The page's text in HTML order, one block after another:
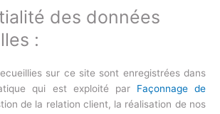
des données
:
sur ce site sont enregistrées dans
qui est exploité par Façonnage de
de la relation client, la réalisation de nos